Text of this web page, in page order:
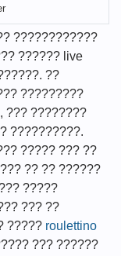
????????????
?????? live
??
?????????
??? ????????
??????????.
????? ??? ??
?? ?? ??????
?????
??? ??
????? roulettino
??? ??????